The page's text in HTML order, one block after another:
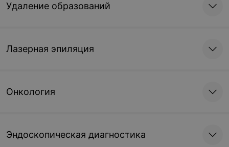
Удаление образований
Лазерная эпиляция
Онкология
Эндоскопическая диагностика